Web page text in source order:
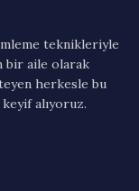
teknikleriyle
bir aile olarak
herkesle bu
alıyoruz.